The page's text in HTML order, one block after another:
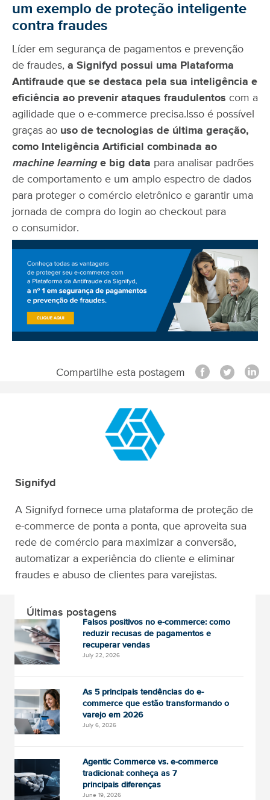
um exemplo de proteção inteligente
contra fraudes
Líder em segurança de pagamentos e prevenção
de fraudes, a Signifyd possui uma Plataforma
Antifraude que se destaca pela sua inteligência e
eficiência ao prevenir ataques fraudulentos com a
agilidade que o e-commerce precisa. Isso é possível
graças ao uso de tecnologias de última geração,
como Inteligência Artificial combinada ao
machine learninge big data para analisar padrões
de comportamento e um amplo espectro de dados
para proteger o comércio eletrônico e garantir uma
jornada de compra do login ao checkout para
o consumidor.
Compartilhe esta postagem
Signifyd
A Signifyd fornece uma plataforma de proteção de
e-commerce de ponta a ponta, que aproveita sua
rede de comércio para maximizar a conversão,
automatizar a experiência do cliente e eliminar
fraudes e abuso de clientes para varejistas.
Últimas postagens
Falsos positivos no e-commerce: como
reduzir recusas de pagamentos e
recuperar vendas
July 22, 2026
As 5 principais tendências do e-
commerce que estão transformando o
varejo em 2026
July 6, 2026
Agentic Commerce vs. e-commerce
tradicional: conheça as 7
principais diferenças
June 19, 2026